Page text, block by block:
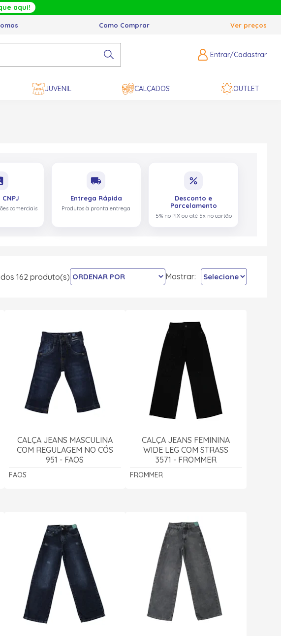
aqui!
Como Comprar Ver preços
Entrar/Cadastrar
JUVENIL CALÇADOS OUTLET
CNPJ
comerciais
local_shipping
Entrega Rápida
Produtos à pronta entrega
percent
Desconto e
Parcelamento
5% no PIX ou até 5x no cartão
162 produto(s) Mostrar:
CALÇA JEANS MASCULINA
COM REGULAGEM NO CÓS
951 - FAOS
FAOS
CALÇA JEANS FEMININA
WIDE LEG COM STRASS
3571 - FROMMER
FROMMER